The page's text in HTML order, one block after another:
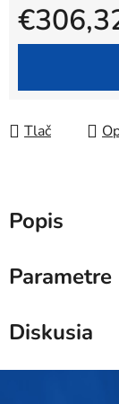
Jednotková
Tlač
Popis
Parametre
Diskusia